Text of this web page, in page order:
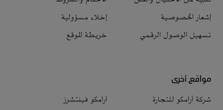
إشعار الخصوصية
إخلاء مسؤولية
تسهيل الوصول الرقمي
خريطة الموقع
مواقع أخرى
شركة أرامكو للتجارة أرامكو فينتشرز